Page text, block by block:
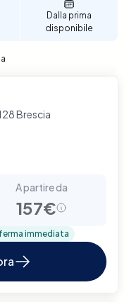
Dalla prima
disponibile
Brescia
A partire da
157€
immediata